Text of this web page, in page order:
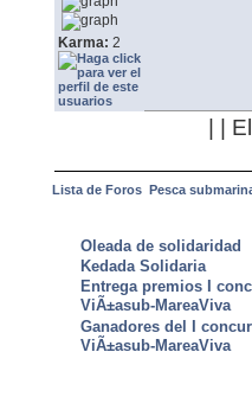
Karma: 2
| |
Lista de Foros Pesca
Oleada de solidaridad
Kedada Solidaria
Entrega premios I
ViÃ±asub-MareaViva
Ganadores del I
ViÃ±asub-MareaViva